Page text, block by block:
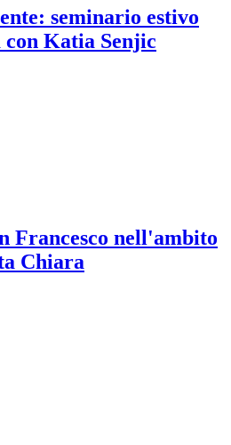
seminario estivo
con Katia Senjic
Francesco nell'ambito
Chiara